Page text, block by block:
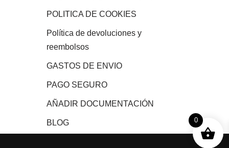
POLITICA DE COOKIES
Política de devoluciones y
reembolsos
GASTOS DE ENVIO
PAGO SEGURO
AÑADIR DOCUMENTACIÓN
BLOG 0